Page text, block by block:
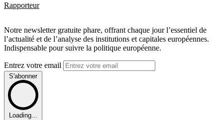
Rapporteur
Notre newsletter gratuite phare, offrant chaque jour l’essentiel de
l’actualité et de l’analyse des institutions et capitales européennes.
Indispensable pour suivre la politique européenne.
Entrez votre email
S'abonner
Loading...